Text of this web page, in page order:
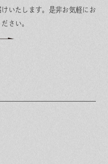
いたします。 是非お気軽にお
さい。